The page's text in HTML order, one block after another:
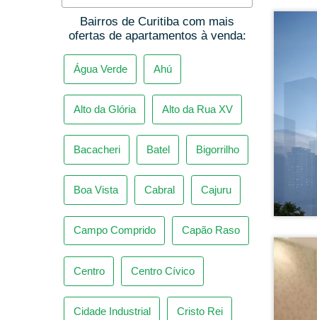
Bairros de Curitiba com mais
ofertas de apartamentos à venda:
Água Verde Ahú
Bacacheri Batel Bigorrilho
Boa Vista Cabral Cajuru
Campo Comprido Capão Raso
Centro Centro Cívico
Cidade Industrial Cristo Rei
Hugo Lange Juvevê
Mercês Mossunguê